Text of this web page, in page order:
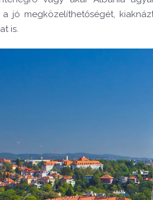
a jó megközelíthetőségét,
is.